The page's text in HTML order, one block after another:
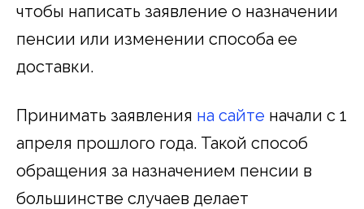
чтобы написать заявление о назначении
пенсии или изменении способа ее
доставки.
Принимать заявления на сайте начали с 1
апреля прошлого года. Такой способ
обращения за назначением пенсии в
большинстве случаев делает